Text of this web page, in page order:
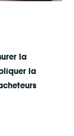
la
la